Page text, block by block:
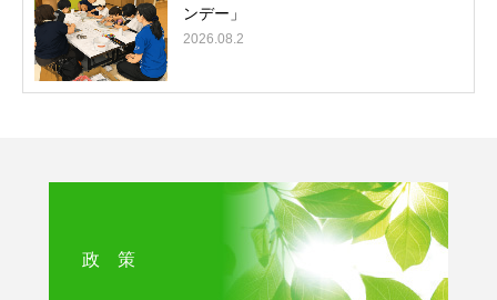
ンデー」
2026.08.2
政 策